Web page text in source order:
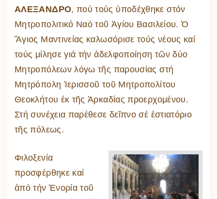
ΑΛΕΞΑΝΔΡΟ, πού τούς ὑποδέχθηκε στόν
Μητροπολιτικό Ναό τοῦ Ἁγίου Βασιλείου. Ὁ
Ἅγιος Μαντινείας καλωσόρισε τούς νέους καί
τούς μίλησε γιά τήν ἀδελφοποίηση τῶν δύο
Μητροπόλεων λόγω τῆς παρουσίας στή
Μητρόπολη Ἱερισσοῦ τοῦ Μητροπολίτου
Θεοκλήτου ἐκ τῆς Ἀρκαδίας προερχομένου.
Στή συνέχεια παρέθεσε δεῖπνο σέ ἑστιατόριο
τῆς πόλεως.
Φιλοξενία
προσφέρθηκε καί
ἀπό τήν Ἐνορία τοῦ